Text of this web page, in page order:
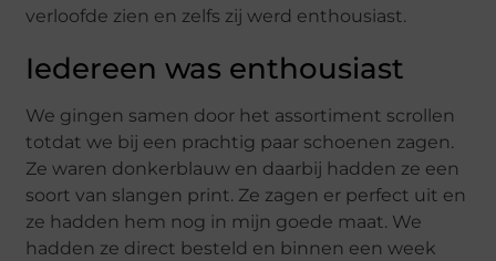
verloofde zien en zelfs zij werd enthousiast.
Iedereen was enthousiast
We gingen samen door het assortiment scrollen
totdat we bij een prachtig paar schoenen zagen.
Ze waren donkerblauw en daarbij hadden ze een
soort van slangen print. Ze zagen er perfect uit en
ze hadden hem nog in mijn goede maat. We
hadden ze direct besteld en binnen een week